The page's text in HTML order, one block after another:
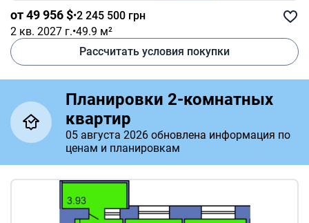
от 49 956 $•2 245 500 грн
2 кв. 2027 г.•49.9 м²
Рассчитать условия покупки
Планировки 2-комнатных
квартир
05 августа 2026 обновлена информация по
ценам и планировкам